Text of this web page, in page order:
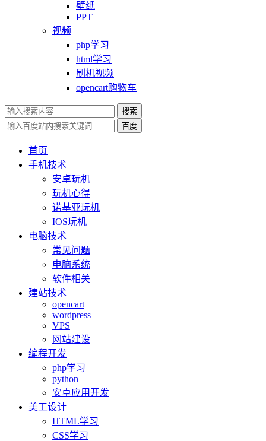
壁纸
PPT
视频
php学习
html学习
刷机视频
opencart购物车
搜索
百度
首页
手机技术
安卓玩机
玩机心得
诺基亚玩机
IOS玩机
电脑技术
常见问题
电脑系统
软件相关
建站技术
opencart
wordpress
VPS
网站建设
编程开发
php学习
python
安卓应用开发
美工设计
HTML学习
CSS学习